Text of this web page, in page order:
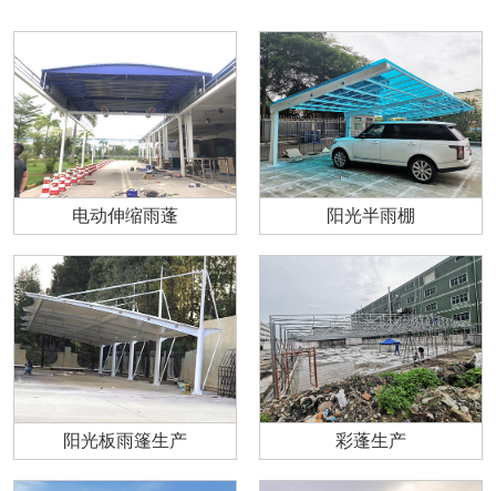
电动伸缩雨蓬 阳光半雨棚
阳光板雨篷生产 彩蓬生产